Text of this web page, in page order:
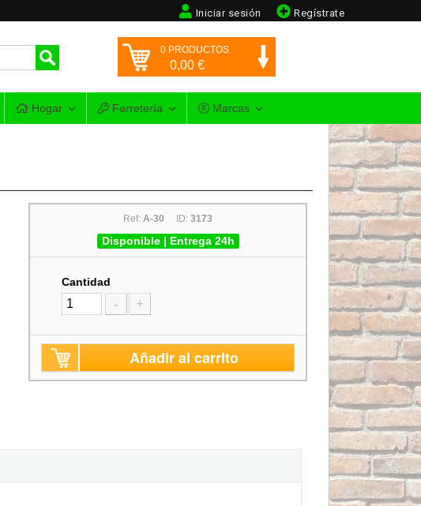
Regístrate
Iniciar sesión
0 PRODUCTOS
0,00 €
Hogar Ferretería Marcas
Ref: A-30 ID:3173
Disponible | Entrega 24h
Cantidad
- +
Añadir al carrito